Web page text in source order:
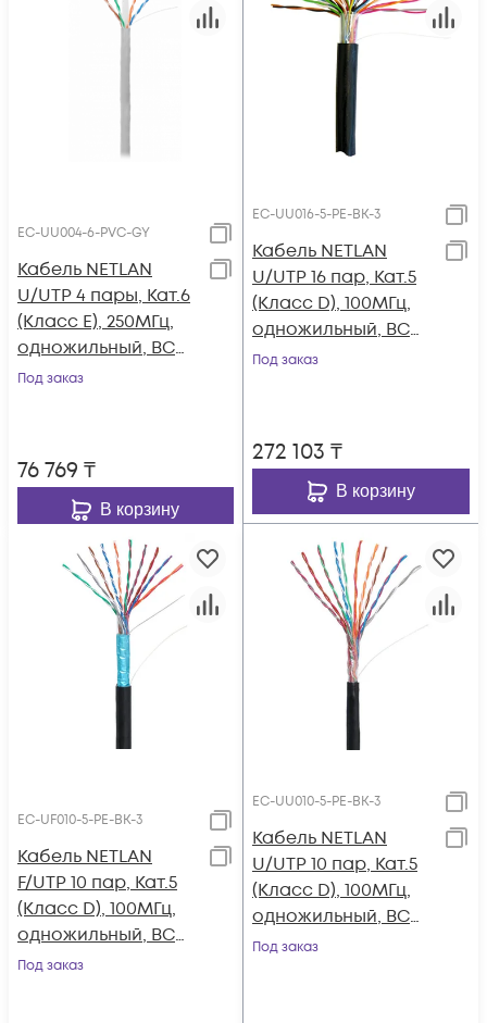
EC-UU004-6-PVC-GY
Кабель NETLAN
U/UTP 4 пары, Кат.6
(Класс E), 250МГц,
одножильный, BC
(чистая медь),
Под заказ
76 769 ₸
В корзину
EC-UU016-5-PE-BK-3
Кабель NETLAN
U/UTP 16 пар, Кат.5
(Класс D), 100МГц,
одножильный, BC
(чистая медь),
Под заказ
272 103 ₸
В корзину
EC-UF010-5-PE-BK-3
Кабель NETLAN
F/UTP 10 пар, Кат.5
(Класс D), 100МГц,
одножильный, BC
(чистая медь),
Под заказ
EC-UU010-5-PE-BK-3
Кабель NETLAN
U/UTP 10 пар, Кат.5
(Класс D), 100МГц,
одножильный, BC
(чистая медь),
Под заказ